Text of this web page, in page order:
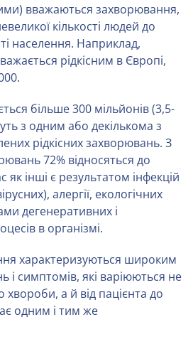
вважаються захворювання,
кількості людей до
населення. Наприклад,
рідкісним в Європі,
більше 300 мільйонів (3,5-
з одним або декількома з
рідкісних захворювань. З
72% відносяться до
як інші є результатом інфекцій
алергії, екологічних
дегенеративних і
в організмі.
характеризуються широким
і симптомів, які варіюються не
хвороби, а й від пацієнта до
одним і тим же